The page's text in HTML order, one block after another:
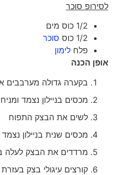
לסירופ סוכר
1/2 כוס מים
1/2 כוס
סוכר
פלחלימון
אופן הכנה
בקערה גדולה מערבבים
מכסים בניילון נצמד
לשים את הבצק התפוח
מכסים שנית בניילון
מרדדים את הבצק לעלה בעובי
קורצים עיגולי בצק